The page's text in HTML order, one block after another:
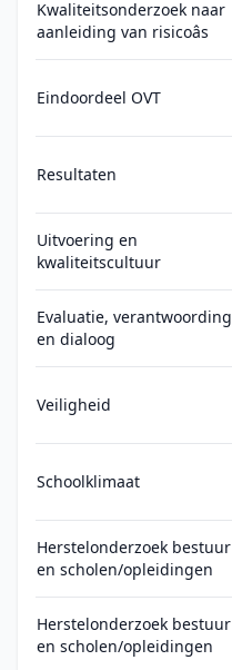
Kwaliteitsonderzoek naar
aanleiding van risicoâs
Eindoordeel OVT
Resultaten
Uitvoering en
kwaliteitscultuur
Evaluatie, verantwoording
en dialoog
Veiligheid
Schoolklimaat
Herstelonderzoek bestuur
en scholen/opleidingen
Herstelonderzoek bestuur
en scholen/opleidingen